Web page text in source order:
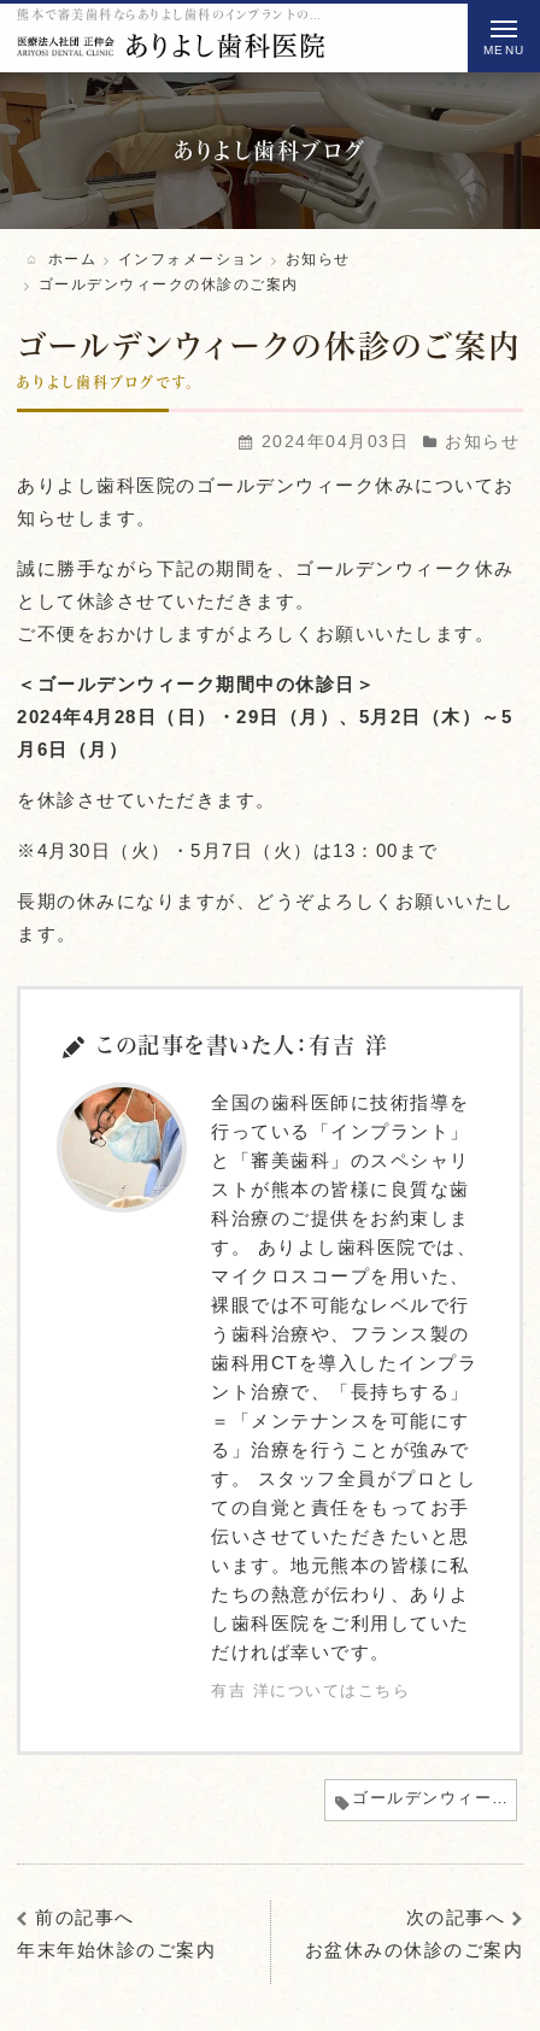
ありよし歯科ブログ
ホーム インフォメーション
お知らせ
ゴールデンウィークの休診のご案内
ゴールデンウィークの休診のご案内
ありよし歯科ブログです。
2024年04月03日 お知らせ
ありよし歯科医院のゴールデンウィーク休みについてお
知らせします。
誠に勝手ながら 下記の期間を、ゴールデンウィーク休み
として休診させていただきます。
ご不便をおかけしますがよろしくお願いいたします。
＜ゴールデンウィーク期間中の休診日＞
2024年4月28日（日）・29日（月）、5月2日（木）～5
月6日（月）
を休診させていただきます。
※4月30日（火）・5 月7日（火）は13：00まで
長期の休みになりますが、どうぞよろしくお願いいたし
ます。
この記事を書いた人：有吉 洋
全国の歯科医師に技術指導を
行っている「インプラント」
と「審美歯科」のスペシャリ
ストが熊本の皆様に良質な歯
科治療のご提供をお約束しま
す。 ありよし歯科医院では、
マイクロスコープを用いた、
裸眼では不可能なレベルで行
う歯科治療や、フランス製の
歯科用CTを導入したインプラ
ント治療で、「長持ちする」
＝「メンテナンスを可能にす
る」治療を行うことが強みで
す。 スタッフ全員がプロとし
ての自覚と責任をもってお手
伝いさせていただきたいと思
います。地元熊本の皆様に私
たちの熱意が伝わり、ありよ
し歯科医院をご利用していた
だければ幸いです。
有吉 洋についてはこちら
ゴールデンウィーク
前の記事へ
年末年始休診のご案内
次の記事へ
お盆休みの休診のご案内
t
o
g
l
g
t
i